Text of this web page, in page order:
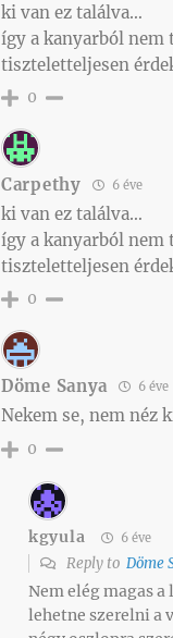
ki van ez találva…
így a kanyarból nem
tiszteletteljesen
0
Carpethy 6 éve
ki van ez találva…
így a kanyarból nem
tiszteletteljesen
0
Döme Sanya 6 éve
Nekem se, nem néz
0
kgyula 6 éve
Reply to Döme
Nem elég magas
lehetne szerelni a